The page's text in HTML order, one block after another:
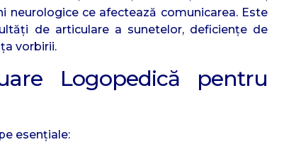
ce afectează comunicarea. Este
de articulare a sunetelor, deficiențe de
vorbirii.
Logopedică pentru
esențiale: